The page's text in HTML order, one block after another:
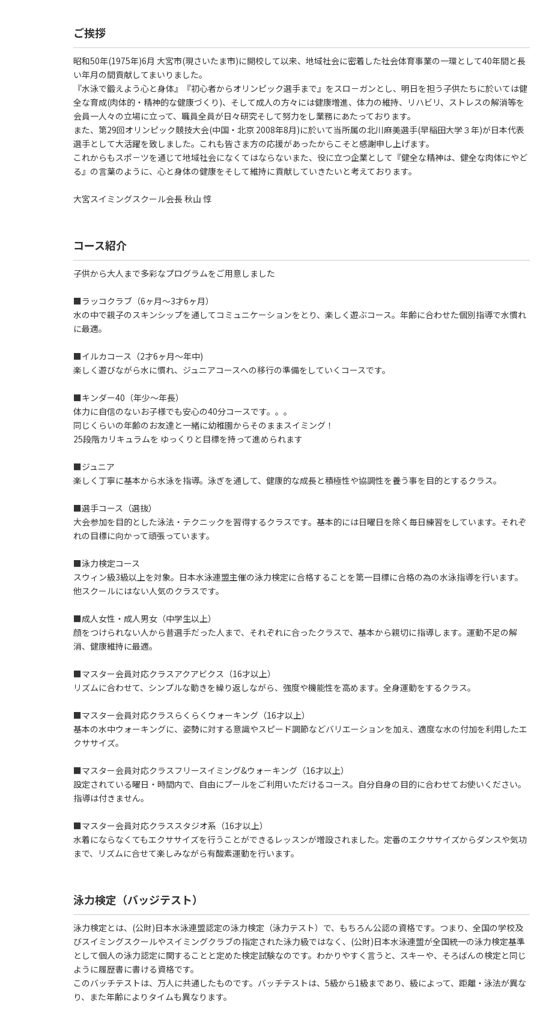
ご挨拶
昭和50年(1975年)6月 大宮市(現さいたま市)に開校して以来、地域社会に密着した社会体育事業の一環として40年間と長
い年月の間貢献してまいりました。
『水泳で鍛えよう心と身体』『初心者からオリンピック選手まで』をスロ－ガンとし、明日を担う子供たちに於いては健
全な育成(肉体的・精神的な健康づくり)、そして成人の方々には健康増進、体力の維持、リハビリ、ストレスの解消等を
会員一人々の立場に立って、職員全員が日々研究そして努力をし業務にあたっております。
また、第29回オリンピック競技大会(中国・北京 2008年8月)に於いて当所属の北川麻美選手(早稲田大学３年)が日本代表
選手として大活躍を致しました。これも皆さま方の応援があったからこそと感謝申し上げます。
これからもスポ－ツを通じて地域社会になくてはならないまた、役に立つ企業として『健全な精神は、健全な肉体にやど
る』の言葉のように、心と身体の健康をそして維持に貢献していきたいと考えております。
大宮スイミングスクール会長 秋山 惇
コース紹介
子供から大人まで多彩なプログラムをご用意しました
■ラッコクラブ（6ヶ月～3才6ヶ月）
水の中で親子のスキンシップを通してコミュニケーションをとり、楽しく遊ぶコース。年齢に合わせた個別指導で水慣れ
に最適。
■イルカコース（2才6ヶ月～年中)
楽しく遊びながら水に慣れ、ジュニアコースへの移行の準備をしていくコースです。
■キンダー40（年少～年長）
体力に自信のないお子様でも安心の40分コースです。。。
同じくらいの年齢のお友達と一緒に幼稚園からそのままスイミング！
25段階カリキュラムを ゆっくりと目標を持って進められます
■ジュニア
楽しく丁寧に基本から水泳を指導。泳ぎを通して、健康的な成長と積極性や協調性を養う事を目的とするクラス。
■選手コース（選抜）
大会参加を目的とした泳法・テクニックを習得するクラスです。基本的には日曜日を除く毎日練習をしています。それぞ
れの目標に向かって頑張っています。
■泳力検定コース
スウィン級3級以上を対象。日本水泳連盟主催の泳力検定に合格することを第一目標に合格の為の水泳指導を行います。
他スクールにはない人気のクラスです。
■成人女性・成人男女（中学生以上）
顔をつけられない人から昔選手だった人まで、それぞれに合ったクラスで、基本から親切に指導します。運動不足の解
消、健康維持に最適。
■マスター会員対応クラスアクアビクス（16才以上）
リズムに合わせて、シンプルな動きを繰り返しながら、強度や機能性を高めます。全身運動をするクラス。
■マスター会員対応クラスらくらくウォーキング（16才以上）
基本の水中ウォーキングに、姿勢に対する意識やスピード調節などバリエーションを加え、適度な水の付加を利用したエ
クササイズ。
■マスター会員対応クラスフリースイミング&ウォーキング（16才以上）
設定されている曜日・時間内で、自由にプールをご利用いただけるコース。自分自身の目的に合わせてお使いください。
指導は付きません。
■マスター会員対応クラススタジオ系（16才以上）
水着にならなくてもエクササイズを行うことができるレッスンが増設されました。定番のエクササイズからダンスや気功
まで、リズムに合せて楽しみながら有酸素運動を行います。
泳力検定（バッジテスト）
泳力検定とは、(公財)日本水泳連盟認定の泳力検定（泳力テスト）で、もちろん公認の資格です。つまり、全国の学校及
びスイミングスクールやスイミングクラブの指定された泳力級ではなく、(公財)日本水泳連盟が全国統一の泳力検定基準
として個人の泳力認定に関することと定めた検定試験なのです。わかりやすく言うと、スキーや、そろばんの検定と同じ
ように履歴書に書ける資格です。
このバッチテストは、万人に共通したものです。バッチテストは、5級から1級まであり、級によって、距離・泳法が異な
り、また年齢によりタイムも異なります。